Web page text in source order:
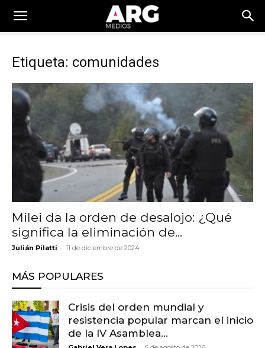
Etiqueta: comunidades
Milei da la orden de desalojo: ¿Qué
significa la eliminación de...
Julián Pilatti - 11 de diciembre de 2024
MÁS POPULARES
Crisis del orden mundial y
resistencia popular marcan el inicio
de la IV Asamblea...